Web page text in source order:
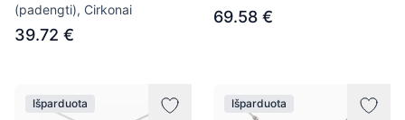
(padengti), Cirkonai
39.72 €
69.58 €
Išparduota Išparduota